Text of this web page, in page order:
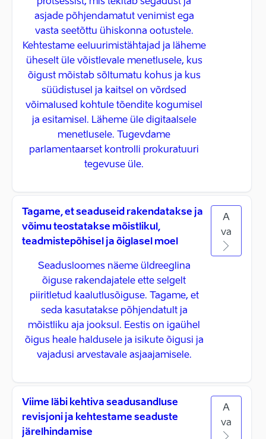
asjade põhjendamatut venimist ega
vasta seetõttu ühiskonna ootustele.
Kehtestame eeluurimistähtajad ja läheme
üheselt üle võistlevale menetlusele, kus
õigust mõistab sõltumatu kohus ja kus
süüdistusel ja kaitsel on võrdsed
võimalused kohtule tõendite kogumisel
ja esitamisel. Läheme üle digitaalsele
menetlusele. Tugevdame
parlamentaarset kontrolli prokuratuuri
tegevuse üle.
Tagame, et seaduseid rakendatakse ja
võimu teostatakse mõistlikul,
teadmistepõhisel ja õiglasel moel
Seadusloomes näeme üldreeglina
õiguse rakendajatele ette selgelt
piiritletud kaalutlusõiguse. Tagame, et
seda kasutatakse põhjendatult ja
mõistliku aja jooksul. Eestis on igaühel
õigus heale haldusele ja isikute õigusi ja
vajadusi arvestavale asjaajamisele.
A
va
Viime läbi kehtiva seadusandluse
revisjoni ja kehtestame seaduste
järelhindamise
A
va